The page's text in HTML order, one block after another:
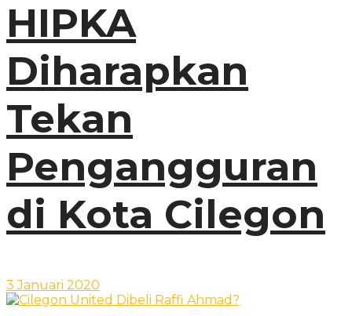
HIPKA
Diharapkan
Tekan
Pengangguran
di Kota Cilegon
3 Januari 2020